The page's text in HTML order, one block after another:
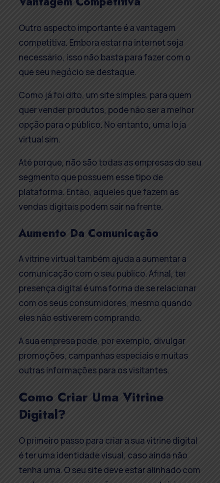
Outro aspecto importante é a vantagem
competitiva. Embora estar na internet seja
necessário, isso não basta para fazer com o
que seu negócio se destaque.
Como já foi dito, um site simples, para quem
quer vender produtos, pode não ser a melhor
opção para o público. No entanto, uma loja
virtual sim.
Até porque, não são todas as empresas do seu
segmento que possuem esse tipo de
plataforma. Então, aqueles que fazem as
vendas digitais podem sair na frente.
Aumento Da Comunicação
A vitrine virtual também ajuda a aumentar a
comunicação com o seu público. Afinal, ter
presença digital é uma forma de se relacionar
com os seus consumidores, mesmo quando
eles não estiverem comprando.
A sua empresa pode, por exemplo, divulgar
promoções, campanhas especiais e muitas
outras informações para os visitantes.
Como Criar Uma Vitrine
Digital?
O primeiro passo para criar a sua vitrine digital
é ter uma identidade visual, caso ainda não
tenha uma. O seu site deve estar alinhado com